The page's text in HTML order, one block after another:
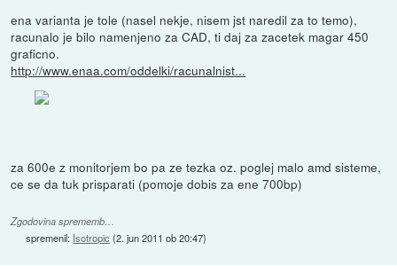
ena varianta je tole (nasel nekje, nisem jst naredil za to temo),
racunalo je bilo namenjeno za CAD, ti daj za zacetek magar 450
graficno.
http://www.enaa.com/oddelki/racunalnist...
za 600e z monitorjem bo pa ze tezka oz. poglej malo amd sisteme,
ce se da tuk prisparati (pomoje dobis za ene 700bp)
Zgodovina sprememb…
spremenil: Isotropic (2. jun 2011 ob 20:47)